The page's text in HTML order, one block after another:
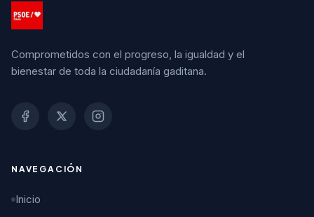
Comprometidos con el progreso, la igualdad y el
bienestar de toda la ciudadanía gaditana.
NAVEGACIÓN
Inicio